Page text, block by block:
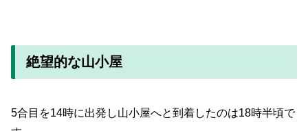
絶望的な山小屋
5合目を14時に出発し山小屋へと到着したのは18時半頃で